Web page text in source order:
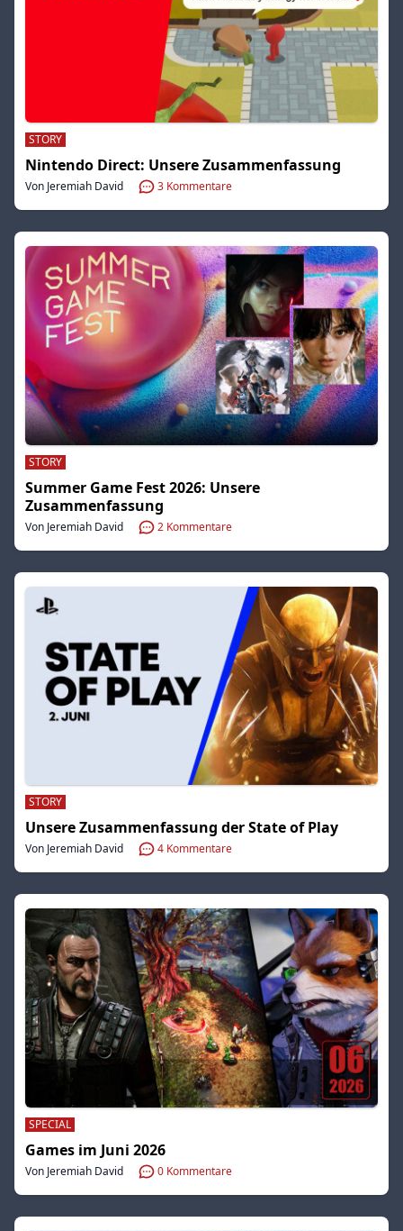
STORY
Nintendo Direct: Unsere Zusammenfassung
Von Jeremiah David 3 Kommentare
STORY
Summer Game Fest 2026: Unsere
Zusammenfassung
Von Jeremiah David 2 Kommentare
STORY
Unsere Zusammenfassung der State of Play
Von Jeremiah David 4 Kommentare
SPECIAL
Games im Juni 2026
Von Jeremiah David 0 Kommentare